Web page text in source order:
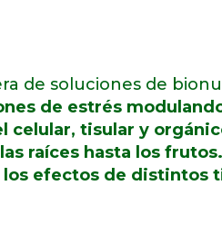
de soluciones de
de estrés
celular, tisular y
raíces hasta los
efectos de distintos